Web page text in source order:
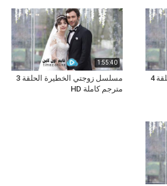
مسلسل زوجتي الخطيرة الحلقة 4
1:55:40
مسلسل زوجتي الخطيرة الحلقة 3
مترجم كاملة HD